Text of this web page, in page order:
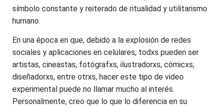
símbolo constante y reiterado de ritualidad y utilitarismo
humano.
En una época en que, debido a la explosión de redes
sociales y aplicaciones en celulares, todxs pueden ser
artistas, cineastas, fotógrafxs, ilustradorxs, cómicxs,
diseñadorxs, entre otrxs, hacer este tipo de video
experimental puede no llamar mucho al interés.
Personalmente, creo que lo que lo diferencia en su